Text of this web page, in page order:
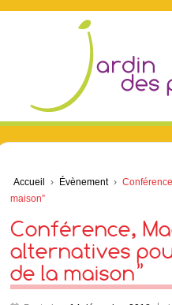
Accueil › Évènement ›
maison”
Conférence,
alternatives
de la maison”